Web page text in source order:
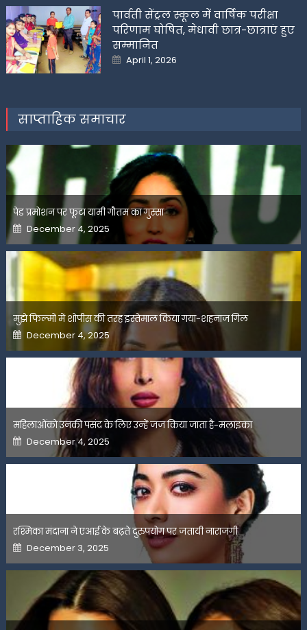
पार्वती सेंट्रल स्कूल में वार्षिक परीक्षा
परिणाम घोषित, मेधावी छात्र-छात्राएं हुए
सम्मानित
Posted
on
April 1, 2026
साप्ताहिक समाचार
पेड प्रमोशन पर फूटा यामी गौतम का गुस्सा
Posted
on
December 4, 2025
मुझे फिल्मों में शोपीस की तरह इस्तेमाल किया गया-शहनाज गिल
Posted
on
December 4, 2025
महिलाओंको उनकी पसंद के लिए उन्हें जज किया जाता है-मलाइका
Posted
on
December 4, 2025
रश्मिका मंदाना ने एआई के बढ़ते दुरुपयोग पर जतायी नाराजगी
Posted
on
December 3, 2025